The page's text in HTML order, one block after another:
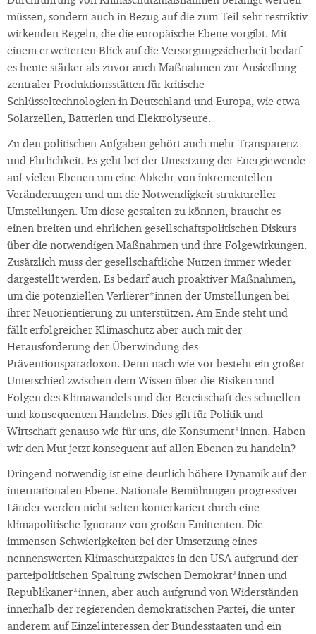
müssen, sondern auch in Bezug auf die zum Teil sehr restriktiv
wirkenden Regeln, die die europäische Ebene vorgibt. Mit
einem erweiterten Blick auf die Versorgungssicherheit bedarf
es heute stärker als zuvor auch Maßnahmen zur Ansiedlung
zentraler Produktionsstätten für kritische
Schlüsseltechnologien in Deutschland und Europa, wie etwa
Solarzellen, Batterien und Elektrolyseure.
Zu den politischen Aufgaben gehört auch mehr Transparenz
und Ehrlichkeit. Es geht bei der Umsetzung der Energiewende
auf vielen Ebenen um eine Abkehr von inkrementellen
Veränderungen und um die Notwendigkeit struktureller
Umstellungen. Um diese gestalten zu können, braucht es
einen breiten und ehrlichen gesellschaftspolitischen Diskurs
über die notwendigen Maßnahmen und ihre Folgewirkungen.
Zusätzlich muss der gesellschaftliche Nutzen immer wieder
dargestellt werden. Es bedarf auch proaktiver Maßnahmen,
um die potenziellen Verlierer*innen der Umstellungen bei
ihrer Neuorientierung zu unterstützen. Am Ende steht und
fällt erfolgreicher Klimaschutz aber auch mit der
Herausforderung der Überwindung des
Präventionsparadoxon. Denn nach wie vor besteht ein großer
Unterschied zwischen dem Wissen über die Risiken und
Folgen des Klimawandels und der Bereitschaft des schnellen
und konsequenten Handelns. Dies gilt für Politik und
Wirtschaft genauso wie für uns, die Konsument*innen. Haben
wir den Mut jetzt konsequent auf allen Ebenen zu handeln?
Dringend notwendig ist eine deutlich höhere Dynamik auf der
internationalen Ebene. Nationale Bemühungen progressiver
Länder werden nicht selten konterkariert durch eine
klimapolitische Ignoranz von großen Emittenten. Die
immensen Schwierigkeiten bei der Umsetzung eines
nennenswerten Klimaschutzpaktes in den USA aufgrund der
parteipolitischen Spaltung zwischen Demokrat*innen und
Republikaner*innen, aber auch aufgrund von Widerständen
innerhalb der regierenden demokratischen Partei, die unter
anderem auf Einzelinteressen der Bundesstaaten und ein